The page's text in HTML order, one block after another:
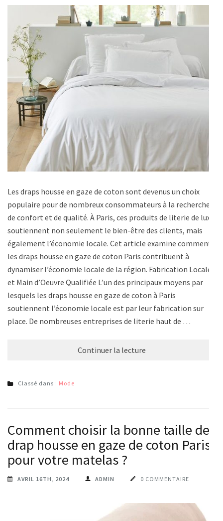
Les draps housse en gaze de coton sont devenus un choix
populaire pour de nombreux consommateurs à la recherche
de confort et de qualité. À Paris, ces produits de literie de luxe
soutiennent non seulement le bien-être des clients, mais
également l’économie locale. Cet article examine comment
les draps housse en gaze de coton Paris contribuent à
dynamiser l’économie locale de la région. Fabrication Locale
et Main d’Oeuvre Qualifiée L’un des principaux moyens par
lesquels les draps housse en gaze de coton à Paris
soutiennent l’économie locale est par leur fabrication sur
place. De nombreuses entreprises de literie haut de …
Continuer la lecture
Classé dans : Mode
Comment choisir la bonne taille de
drap housse en gaze de coton Paris
pour votre matelas ?
AVRIL 16TH, 2024 ADMIN 0 COMMENTAIRE